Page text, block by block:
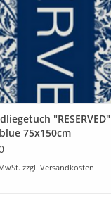
"RESERVED"
75x150cm
zzgl. Versandkosten